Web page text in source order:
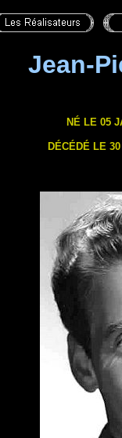
Jean-
NÉ LE 05
DÉCÉDÉ LE